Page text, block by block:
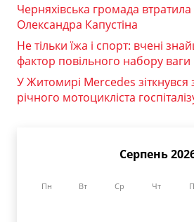
Черняхівська громада
Олександра Капустіна
Не тільки їжа і спорт: вчені
фактор повільного набору ваги
У Житомирі Mercedes зіткнувся
річного мотоцикліста
Серпень
Пн Вт Ср Чт